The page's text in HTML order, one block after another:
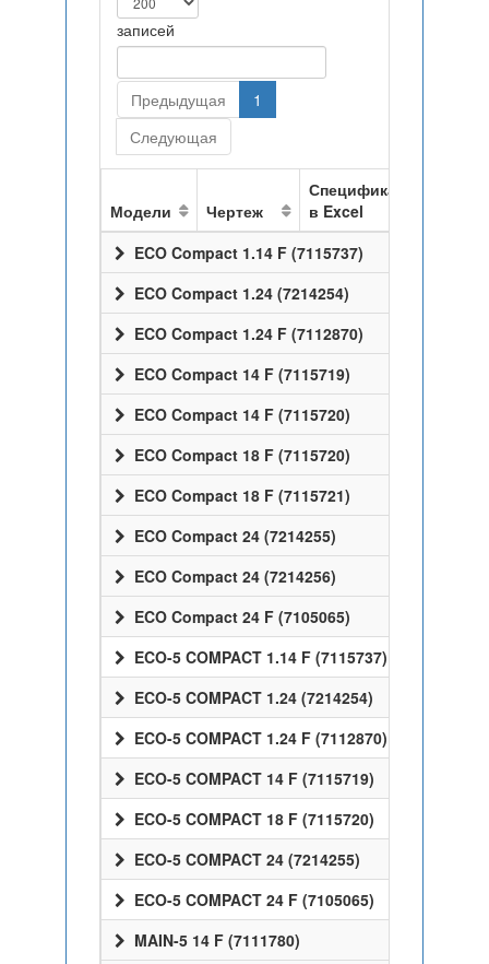
записей
Предыдущая
1
Следующая
Модели Чертеж
Спецификация
в Excel
ECO Compact 1.14 F (7115737)
ECO Compact 1.24 (7214254)
ECO Compact 1.24 F (7112870)
ECO Compact 14 F (7115719)
ECO Compact 14 F (7115720)
ECO Compact 18 F (7115720)
ECO Compact 18 F (7115721)
ECO Compact 24 (7214255)
ECO Compact 24 (7214256)
ECO Compact 24 F (7105065)
ECO-5 COMPACT 1.14 F (7115737)
ECO-5 COMPACT 1.24 (7214254)
ECO-5 COMPACT 1.24 F (7112870)
ECO-5 COMPACT 14 F (7115719)
ECO-5 COMPACT 18 F (7115720)
ECO-5 COMPACT 24 (7214255)
ECO-5 COMPACT 24 F (7105065)
MAIN-5 14 F (7111780)